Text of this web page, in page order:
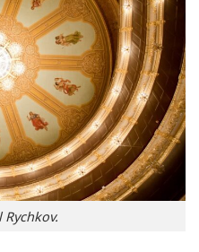
Rychkov.